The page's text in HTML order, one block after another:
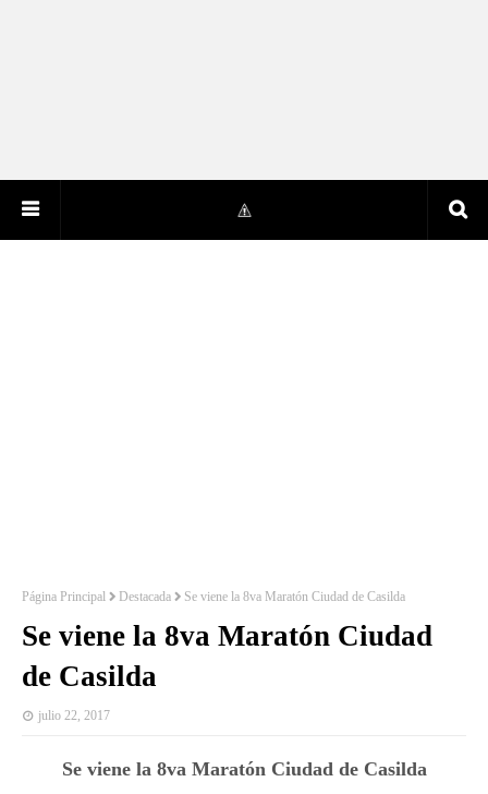
Página Principal Destacada Se viene la 8va Maratón Ciudad de Casilda
Se viene la 8va Maratón Ciudad
de Casilda
julio 22, 2017
Se viene la 8va Maratón Ciudad de Casilda